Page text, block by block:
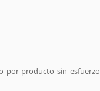
por producto sin